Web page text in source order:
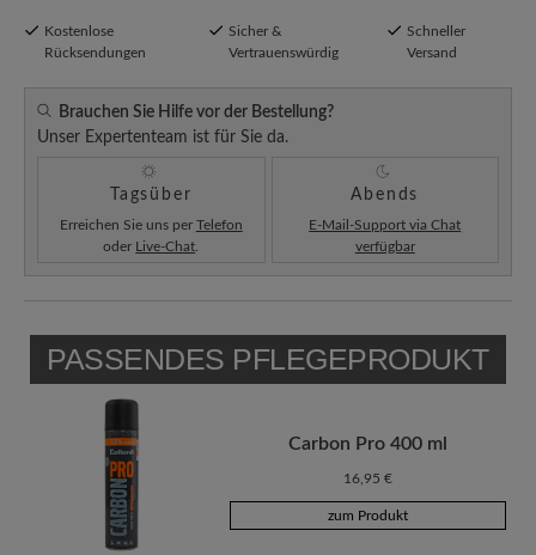
Kostenlose
Rücksendungen
Sicher &
Vertrauenswürdig
Schneller
Versand
Brauchen Sie Hilfe vor der Bestellung?
Unser Expertenteam ist für Sie da.
Tagsüber
Erreichen Sie uns per Telefon
oder Live-Chat
Abends
E-Mail-Support via Chat
verfügbar
PASSENDES PFLEGEPRODUKT
Carbon Pro 400 ml
16,95 €
zum Produkt